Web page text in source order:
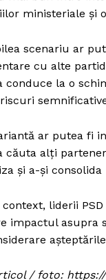
ministeriale și
scenariu ar
cu alte
conduce la o
ar putea fi
căuta alți
și a-și
liderii
impactul asupra
/ foto: https://